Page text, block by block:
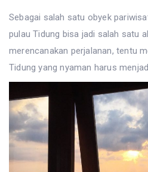
Sebagai salah satu obyek
pulau Tidung bisa jadi salah satu
merencanakan perjalanan, tentu
Tidung yang nyaman harus